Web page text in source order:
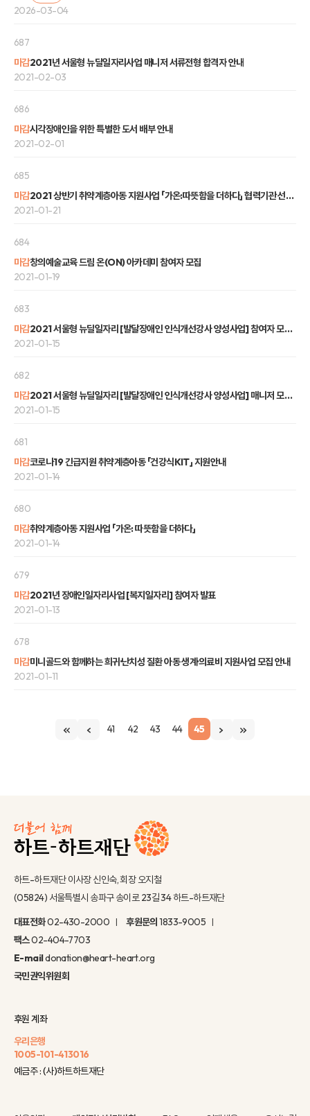
2026-03-04
687
마감2021년 서울형 뉴딜일자리사업 매니저 서류전형 합격자 안내
2021-02-03
686
마감시각장애인을 위한 특별한 도서 배부 안내
2021-02-01
685
마감
2021 상반기 취약계층아동 지원사업 「가온:따뜻함을 더하다」 협력기관 선정결과 안내
2021-01-21
684
마감창의예술교육 드림 온(ON) 아카데미 참여자 모집
2021-01-19
683
마감
2021 서울형 뉴딜일자리 [발달장애인 인식개선강사 양성사업] 참여자 모집 공고
2021-01-15
682
마감
2021 서울형 뉴딜일자리 [발달장애인 인식개선강사 양성사업] 매니저 모집 공고
2021-01-15
681
마감코로나19 긴급지원 취약계층아동 「건강식KIT」 지원안내
2021-01-14
680
마감취약계층아동 지원사업 「가온: 따뜻함을 더하다」
2021-01-14
679
마감2021년 장애인일자리사업 [복지일자리] 참여자 발표
2021-01-13
678
마감미니골드와 함께하는 희귀·난치성 질환 아동 생계·의료비 지원사업 모집 안내
2021-01-11
41 42 43 44 45
하트-하트재단 이사장 신인숙, 회장 오지철
(05824) 서울특별시 송파구 송이로 23길 34 하트-하트재단
대표전화02-430-2000 후원문의1833-9005
팩스02-404-7703
E-maildonation@heart-heart.org
국민권익위원회
후원 계좌
우리은행
1005-101-413016
예금주 : (사)하트하트재단